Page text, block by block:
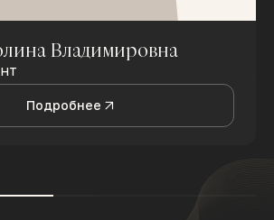
Владимировна
Подробнее